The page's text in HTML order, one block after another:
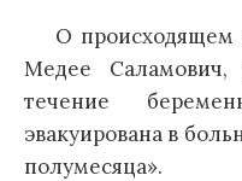
О происходящем
Медее Саламович,
течение
эвакуирована в
полумесяца».